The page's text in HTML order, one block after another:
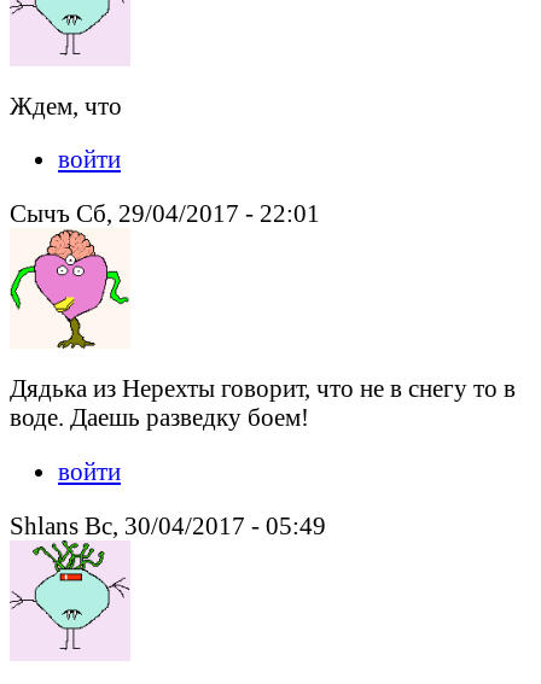
Ждем, что
войти
Сычъ Сб, 29/04/2017 - 22:01
Дядька из Нерехты говорит, что не в снегу то в
воде. Даешь разведку боем!
войти
Shlans Вс, 30/04/2017 - 05:49